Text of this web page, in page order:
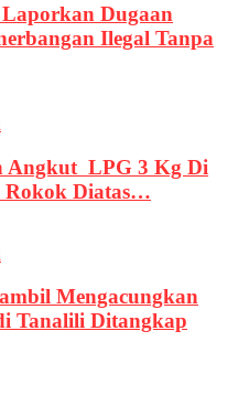
Dugaan
Ilegal Tanpa
Angkut LPG 3 Kg Di
Rokok Diatas…
Mengacungkan
Tanalili Ditangkap